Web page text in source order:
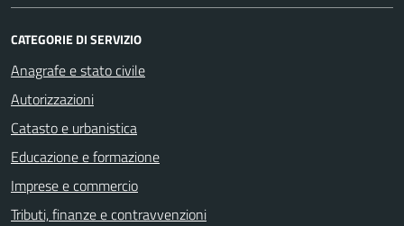
CATEGORIE DI SERVIZIO
Anagrafe e stato civile
Autorizzazioni
Catasto e urbanistica
Educazione e formazione
Imprese e commercio
Tributi, finanze e contravvenzioni